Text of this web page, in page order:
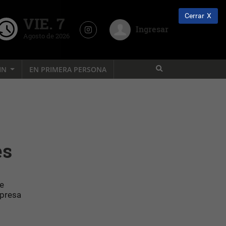
VIE. 7
Agosto de 2026
Ingresar
EN PRIMERA PERSONA
Cerrar